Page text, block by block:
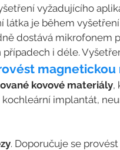
vyžadujícího
látka je během
dostává
i déle.
magnetickou
kovové materiály,
implantát,
. Doporučuje se